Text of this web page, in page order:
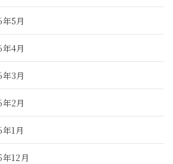
5月
4月
3月
2月
1月
12月